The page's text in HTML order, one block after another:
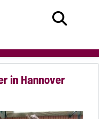
in Hannover